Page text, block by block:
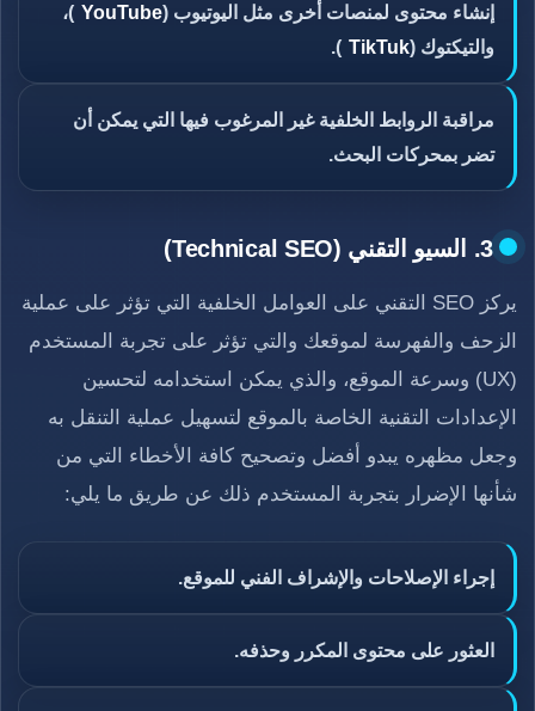
إنشاء محتوى لمنصات أخرى مثل اليوتيوب (YouTube )،
والتيكتوك (TikTuk
).
مراقبة الروابط الخلفية غير المرغوب فيها التي يمكن أن
تضر بمحركات البحث.
3. السيو التقني (Technical SEO)
يركز SEO التقني على العوامل الخلفية التي تؤثر على عملية
الزحف والفهرسة لموقعك والتي تؤثر على تجربة المستخدم
(UX) وسرعة الموقع، والذي يمكن استخدامه لتحسين
الإعدادات التقنية الخاصة بالموقع لتسهيل عملية التنقل به
وجعل مظهره يبدو أفضل وتصحيح كافة الأخطاء التي من
شأنها الإضرار بتجربة المستخدم ذلك عن طريق ما يلي:
إجراء الإصلاحات والإشراف الفني للموقع.
العثور على محتوى المكرر وحذفه.